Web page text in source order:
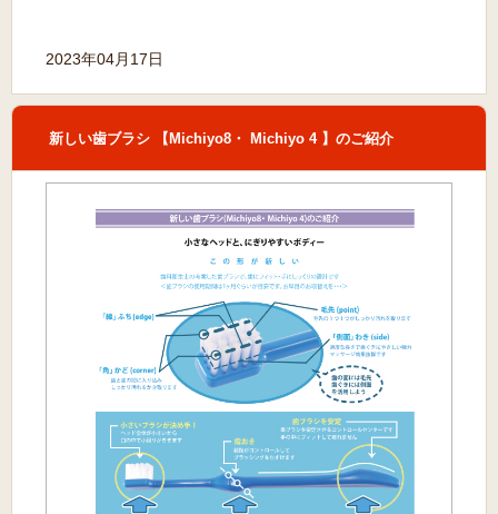
2023年04月17日
新しい歯ブラシ 【Michiyo8・ Michiyo 4 】のご紹介